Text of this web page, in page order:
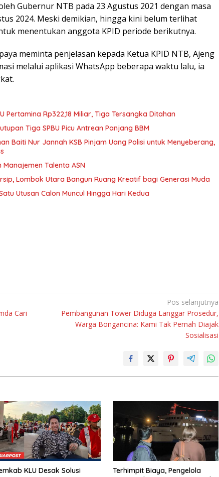
Gubernur NTB pada 23 Agustus 2021 dengan masa
2024. Meski demikian, hingga kini belum terlihat
menentukan anggota KPID periode berikutnya.
meminta penjelasan kepada Ketua KPID NTB, Ajeng
melalui aplikasi WhatsApp beberapa waktu lalu, ia
Pertamina Rp322,18 Miliar, Tiga Tersangka Ditahan
Tiga SPBU Picu Antrean Panjang BBM
Baiti Nur Jannah KSB Pinjam Uang Polisi untuk Menyeberang,
Talenta ASN
Lombok Utara Bangun Ruang Kreatif bagi Generasi Muda
Utusan Calon Muncul Hingga Hari Kedua
Cari
Pos selanjutnya
Pembangunan Tower Diduga Langgar Prosedur,
Warga Bongancina: Kami Tak Pernah Diajak
Sosialisasi
KLU Desak Solusi
Terhimpit Biaya, Pengelola